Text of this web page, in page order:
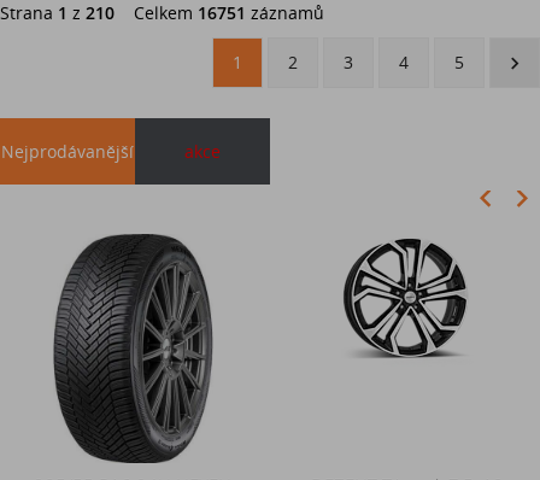
Strana 1 z 210 Celkem 16751 záznamů
1 2 3 4 5
Nejprodávanější akce